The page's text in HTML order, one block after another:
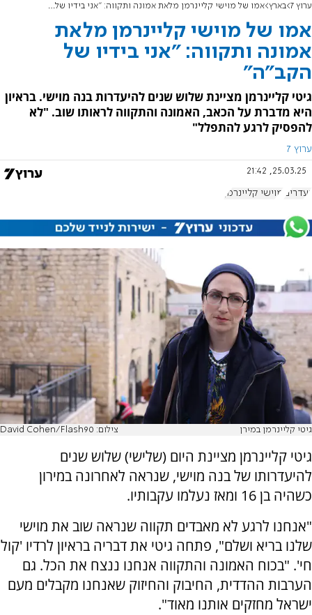
ערוץ 7 בארץ אמו של מוישי קליינרמן מלאת אמונה ותקווה: "אני בידיו של הקב"ה"
אמו של מוישי קליינרמן מלאת
אמונה ותקווה: "אני בידיו של
הקב"ה"
גיטי קליינרמן מציינת שלוש שנים להיעדרות בנה מוישי. בראיון
היא מדברת על הכאב, האמונה והתקווה לראותו שוב. "לא
להפסיק לרגע להתפלל"
ערוץ 7
25.03.25, 21:42
נעדרים מוישי קליינרמן
גיטי קליינרמן במירן צילום: David Cohen/Flash90
גיטי קליינרמן מציינת היום (שלישי) שלוש שנים
להיעדרותו של בנה מוישי, שנראה לאחרונה במירון
כשהיה בן 16 ומאז נעלמו עקבותיו.
"אנחנו לרגע לא מאבדים תקווה שנראה שוב את מוישי
שלנו בריא ושלם", פתחה גיטי את דבריה בראיון לרדיו 'קול
חי'. "בכוח האמונה והתקווה אנחנו ננצח את הכל. גם
הערבות ההדדית, החיבוק והחיזוק שאנחנו מקבלים מעם
ישראל מחזקים אותנו מאוד".